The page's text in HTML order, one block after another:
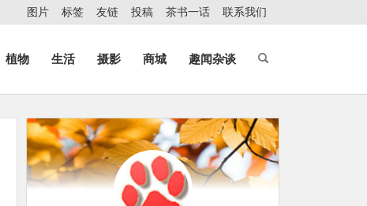
图片 标签 友链 投稿 茶书一话 联系我们
植物 生活 摄影 商城 趣闻杂谈